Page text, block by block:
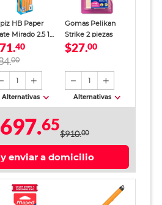
HB Paper
Mirado 2.5 12
40
00
1
Alternativas
Gomas Pelikan
Strike 2 piezas
$27.00
1
Alternativas
65$910.00
enviar a domicilio